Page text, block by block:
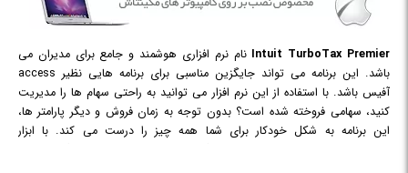
Intuit TurboTax Premier نام نرم افزاری هوشمند و جامع برای مدیران می
باشد. این برنامه می تواند جایگزین مناسبی برای برنامه هایی نظیر access
آفیس باشد. با استفاده از این نرم افزار می توانید به راحتی سهام ها را مدیریت
کنید، سهامی فروخته شده است؟ بدون توجه به زمان فروش و دیگر پارامتر ها،
این برنامه به شکل خودکار برای شما همه چیز را درست می کند. با ابزار